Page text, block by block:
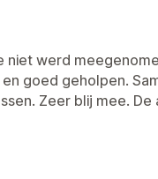
niet werd
goed geholpen.
Zeer blij mee. De